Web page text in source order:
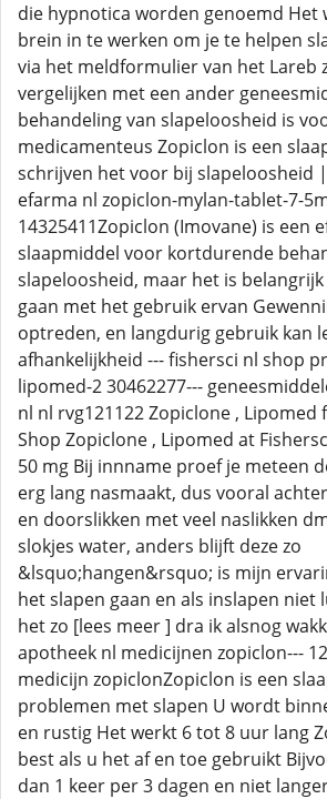
die hypnotica worden genoemd Het
brein in te werken om je te helpen
via het meldformulier van het Lareb
vergelijken met een ander
behandeling van slapeloosheid is
medicamenteus Zopiclon is een
schrijven het voor bij slapeloosheid
efarma nl zopiclon-mylan-tablet-7-
14325411Zopiclon (Imovane) is een
slaapmiddel voor kortdurende
slapeloosheid, maar het is
gaan met het gebruik ervan
optreden, en langdurig gebruik kan
afhankelijkheid --- fishersci nl shop
lipomed-2 30462277---
nl nl rvg121122 Zopiclone , Lipomed
Shop Zopiclone , Lipomed at
50 mg Bij innname proef je meteen
erg lang nasmaakt, dus vooral
en doorslikken met veel naslikken
slokjes water, anders blijft deze zo
&lsquo;hangen&rsquo; is mijn
het slapen gaan en als inslapen niet
het zo [lees meer ] dra ik alsnog
apotheek nl medicijnen zopiclon---
medicijn zopiclonZopiclon is een
problemen met slapen U wordt
en rustig Het werkt 6 tot 8 uur lang
best als u het af en toe gebruikt
dan 1 keer per 3 dagen en niet